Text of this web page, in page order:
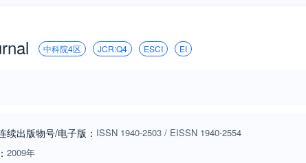
中科院4区 JCR:Q4 ESCI EI
续出版物号/电子版 ： ISSN 1940-2503 / EISSN 1940-2554
2009年